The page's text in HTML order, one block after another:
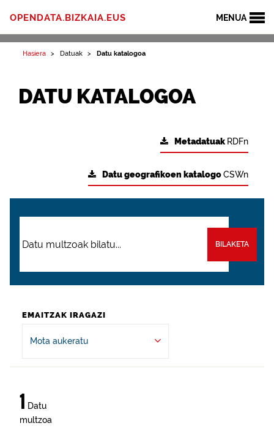
MENUA
OPENDATA.BIZKAIA.EUS
Hasiera Datuak Datu katalogoa
DATU KATALOGOA
Metadatuak RDFn
Datu geografikoen katalogoCSWn
BILAKETA
EMAITZAK IRAGAZI
Mota aukeratu
1 Datu
multzoa